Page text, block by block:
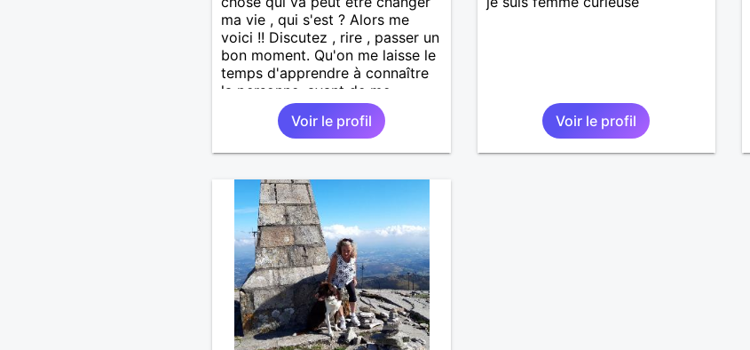
ma vie , qui s'est ? Alors me
voici !! Discutez , rire , passer un
bon moment. Qu'on me laisse le
temps d'apprendre à connaître
la personne, avant de me
proposer une partie de jambe
en l'air directement. Qu'on me
laisse pouvoir aimé en toute
l'autre. J'aime les moments
simple , du moment qu'il y ait
des moments drôle. C'est
gratuit et cela fait tellement du
bien de rire. Je ne vais pas dire ,
que je souhaite le grand amour.
Mais je souhaite juste un
moment partagé, avec sincérité
et respect.
Voir le profil Voir le profil